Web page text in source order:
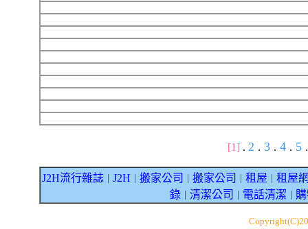
[1] . 2 . 3 . 4 . 5 .
J2H流行雜誌 J2H 搬家公司 搬家公司 租屋
租屋
錄｜ 清潔公司 電話清潔